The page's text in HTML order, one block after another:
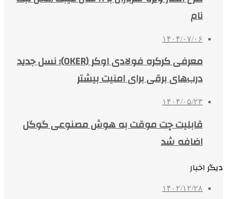
نام
۱۴۰۴/۰۷/۰۶
معرفی کرکره فولادی اوکر (OKER)؛ نسل جدید
درب‌های برقی برای امنیت بیشتر
۱۴۰۴/۰۵/۲۳
قابلیت چت موقت به هوش مصنوعی گوگل
اضافه شد
دیگر اخبار
۱۴۰۲/۱۲/۲۸